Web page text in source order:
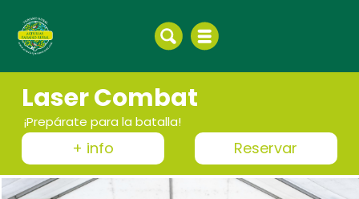
Laser Combat
¡Prepárate para la batalla!
+ info Reservar